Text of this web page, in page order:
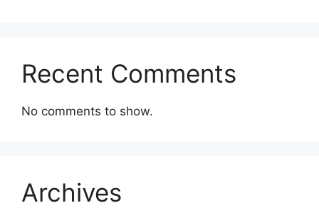
Recent Comments
No comments to show.
Archives